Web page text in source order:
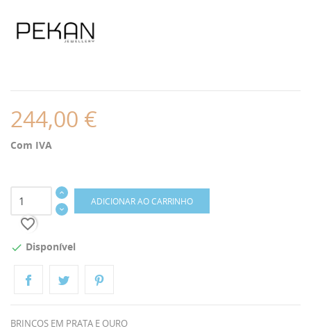
244,00 €
Com IVA
ADICIONAR AO CARRINHO
favorite_border
 Disponível
BRINCOS EM PRATA E OURO